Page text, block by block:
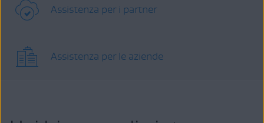
Assistenza per i partner
Assistenza per le aziende